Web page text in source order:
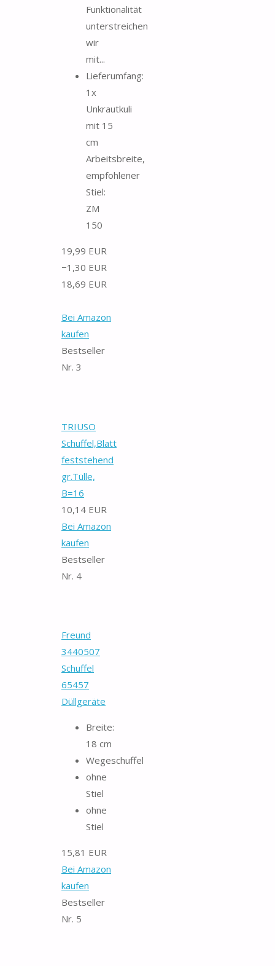
Funktionalität
unterstreichen
wir
mit...
Lieferumfang:
1x
Unkrautkuli
mit 15
cm
Arbeitsbreite,
empfohlener
Stiel:
ZM
150
19,99 EUR
−1,30 EUR
18,69 EUR
Bei Amazon
kaufen
Bestseller
Nr. 3
TRIUSO
Schuffel,Blatt
feststehend
gr.Tülle,
B=16
10,14 EUR
Bei Amazon
kaufen
Bestseller
Nr. 4
Freund
3440507
Schuffel
65457
Düllgeräte
Breite:
18 cm
Wegeschuffel
ohne
Stiel
ohne
Stiel
15,81 EUR
Bei Amazon
kaufen
Bestseller
Nr. 5